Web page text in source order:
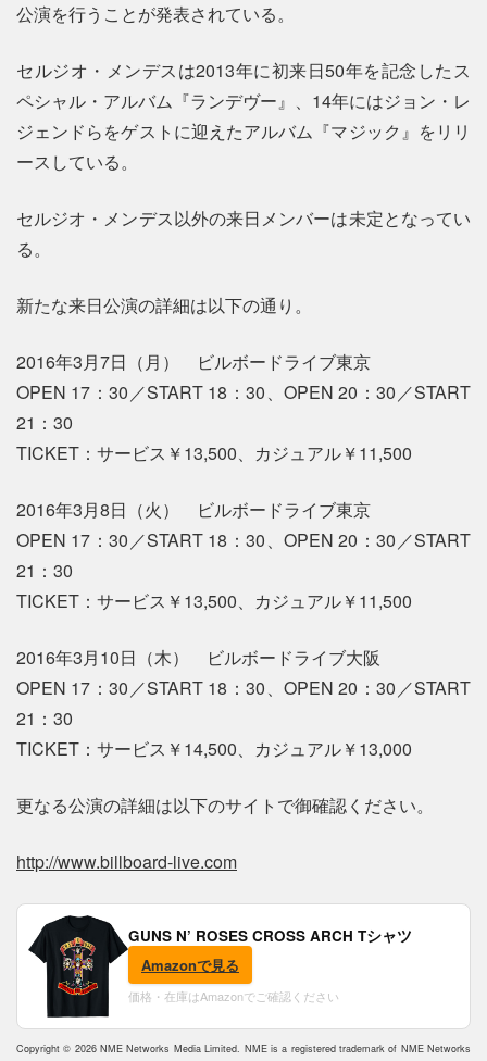
公演を行うことが発表されている。
セルジオ・メンデスは2013年に初来日50年を記念したス
ペシャル・アルバム『ランデヴー』、14年にはジョン・レ
ジェンドらをゲストに迎えたアルバム『マジック』をリリ
ースしている。
セルジオ・メンデス以外の来日メンバーは未定となってい
る。
新たな来日公演の詳細は以下の通り。
2016年3月7日（月） ビルボードライブ東京
OPEN 17：30／START 18：30、OPEN 20：30／START
21：30
TICKET：サービス￥13,500、カジュアル￥11,500
2016年3月8日（火） ビルボードライブ東京
OPEN 17：30／START 18：30、OPEN 20：30／START
21：30
TICKET：サービス￥13,500、カジュアル￥11,500
2016年3月10日（木） ビルボードライブ大阪
OPEN 17：30／START 18：30、OPEN 20：30／START
21：30
TICKET：サービス￥14,500、カジュアル￥13,000
更なる公演の詳細は以下のサイトで御確認ください。
http://www.billboard-live.com
GUNS N’ ROSES CROSS ARCH Tシャツ
Amazonで見る
価格・在庫はAmazonでご確認ください
Copyright © 2026 NME Networks Media Limited. NME is a registered trademark of NME Networks